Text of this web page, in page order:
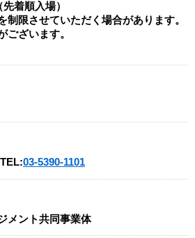
着順入場）
限させていただく場合があります。
ざいます。
TEL:03-5390-1101
メント共同事業体